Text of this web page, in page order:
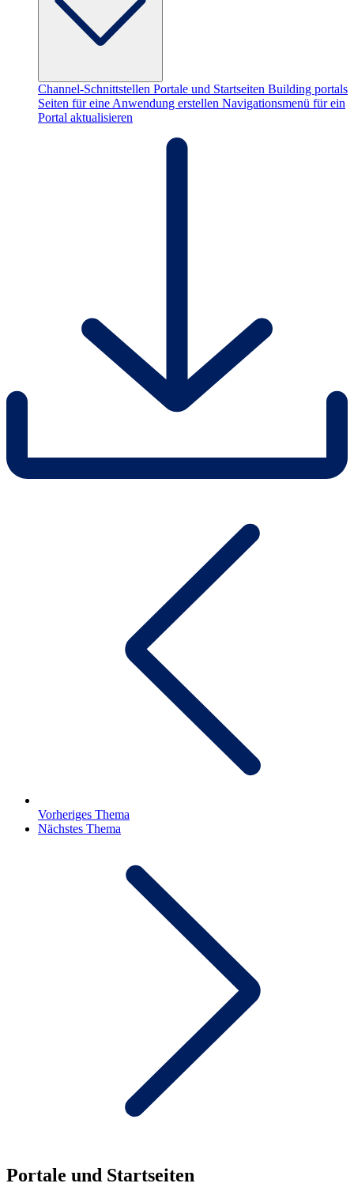
Channel-Schnittstellen Portale und Startseiten Building portals
Seiten für eine Anwendung erstellen Navigationsmenü für ein
Portal aktualisieren
Vorheriges Thema
Nächstes Thema
Portale und Startseiten